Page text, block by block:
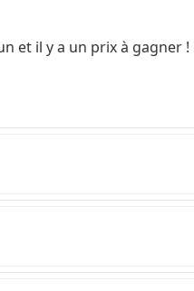
et il y a un prix à gagner !